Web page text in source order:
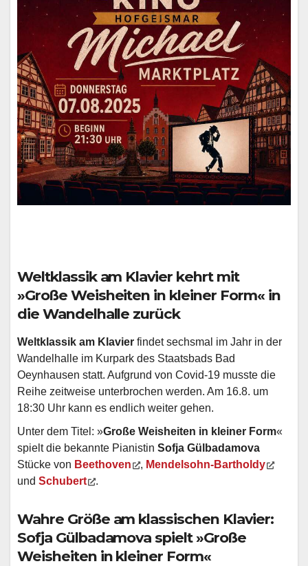
Weltklassik am Klavier kehrt mit
»Große Weisheiten in kleiner Form« in
die Wandelhalle zurück
Weltklassik am Klavier findet sechsmal im Jahr in der
Wandelhalle im Kurpark des Staatsbads Bad
Oeynhausen statt. Aufgrund von Covid-19 musste die
Reihe zeitweise unterbrochen werden. Am 16.8. um
18:30 Uhr kann es endlich weiter gehen.
Unter dem Titel: »Große Weisheiten in kleiner Form«
spielt die bekannte Pianistin Sofja Gülbadamova
Stücke von Beethoven , Mendelsohn-Bartholdy
und Schubert .
Wahre Größe am klassischen Klavier:
Sofja Gülbadamova spielt»Große
Weisheiten in kleiner Form«